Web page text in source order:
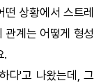
상황에서 스트레
관계는 어떻게 형성
.
다'고 나왔는데, 그